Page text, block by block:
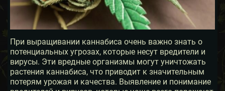
При выращивании каннабиса очень важно знать о
потенциальных угрозах, которые несут вредители и
вирусы. Эти вредные организмы могут уничтожать
растения каннабиса, что приводит к значительным
потерям урожая и качества. Выявление и понимание